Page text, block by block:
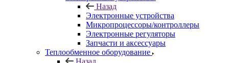
Назад
Электронные устройства
Микропроцессоры/контроллеры
Электронные регуляторы
Запчасти и аксессуары
Теплообменное оборудование
Назад